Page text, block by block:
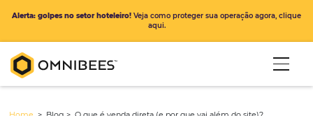
Alerta: golpes no setor hoteleiro!Veja como proteger sua operação